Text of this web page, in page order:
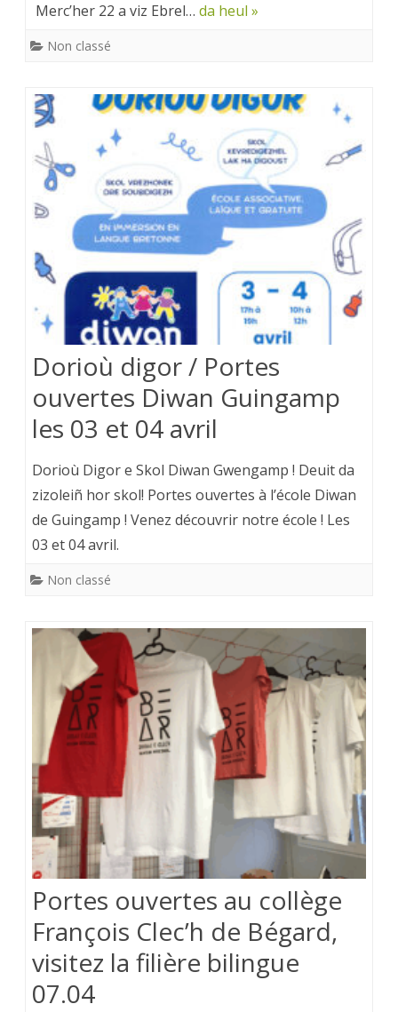
Merc’her 22 a viz Ebrel… da heul »
Non classé
Dorioù digor / Portes
ouvertes Diwan Guingamp
les 03 et 04 avril
Dorioù Digor e Skol Diwan Gwengamp ! Deuit da
zizoleiñ hor skol! Portes ouvertes à l’école Diwan
de Guingamp ! Venez découvrir notre école ! Les
03 et 04 avril.
Non classé
Portes ouvertes au collège
François Clec’h de Bégard,
visitez la filière bilingue
07.04